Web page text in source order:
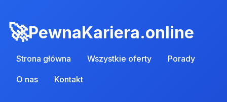
PewnaKariera.online
Strona główna Wszystkie oferty Porady
O nas Kontakt